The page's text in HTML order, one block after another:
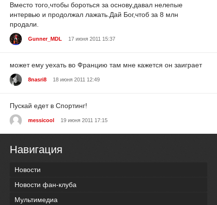
Вместо того,чтобы бороться за основу,давал нелепые
интервью и продолжал лажать.Дай Бог,чтоб за 8 млн
продали.
Gunner_MDL 17 июня 2011 15:37
может ему уехать во Францию там мне кажется он заиграет
8nasri8 18 июня 2011 12:49
Пускай едет в Спортинг!
messicool 19 июня 2011 17:15
Навигация
Новости
Новости фан-клуба
Мультимедиа